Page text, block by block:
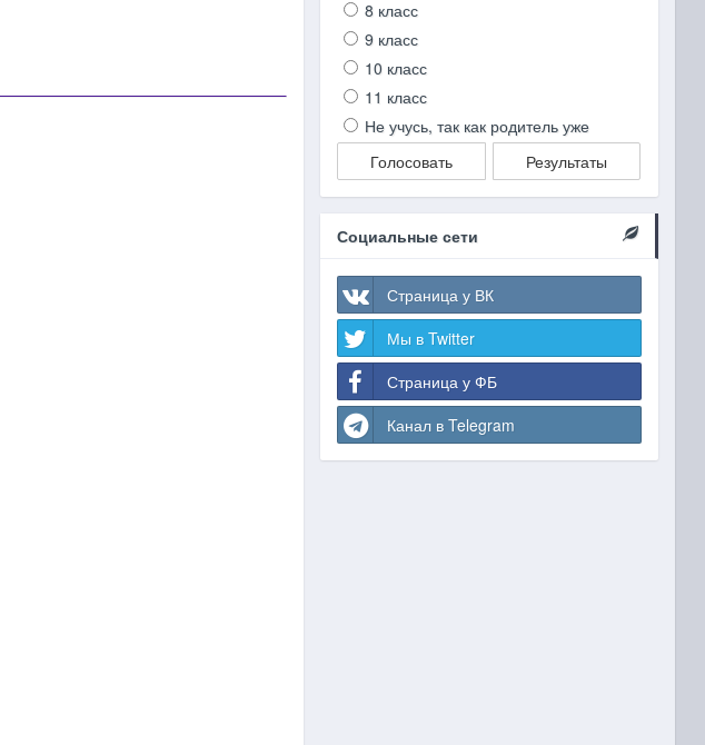
8 класс
9 класс
10 класс
11 класс
Не учусь, так как родитель уже
Голосовать
Результаты
Социальные сети
Страница у ВК
Мы в Twitter
Страница у ФБ
Канал в Telegram